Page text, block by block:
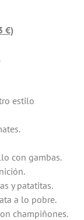
€)
estilo
con gambas.
y patatitas.
a lo pobre.
champiñones.